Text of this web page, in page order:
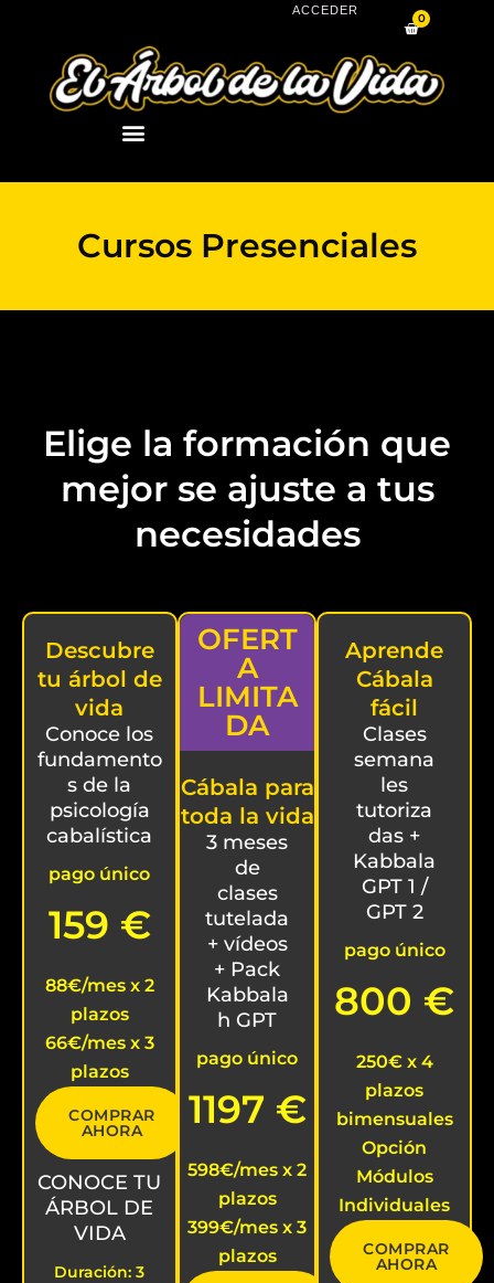
ACCEDER
0
Carrito
Cursos Presenciales
Elige la formación que
mejor se ajuste a tus
necesidades
Descubre
tu árbol de
vida
Conoce los
fundamento
s de la
psicología
cabalística
pago único
159 €
88€/mes x 2
plazos
66€/mes x 3
plazos
COMPRAR
AHORA
CONOCE TU
ÁRBOL DE
VIDA
Duración: 3
OFERT
A
LIMITA
DA
Cábala para
toda la vida
3 meses
de
clases
tutelada
+ vídeos
+ Pack
Kabbala
h GPT
pago único
1197 €
598€/mes x 2
plazos
399€/mes x 3
plazos
Aprende
Cábala
fácil
Clases
semana
les
tutoriza
das +
Kabbala
GPT 1 /
GPT 2
pago único
800 €
250€ x 4
plazos
bimensuales
Opción
Módulos
Individuales
COMPRAR
AHORA